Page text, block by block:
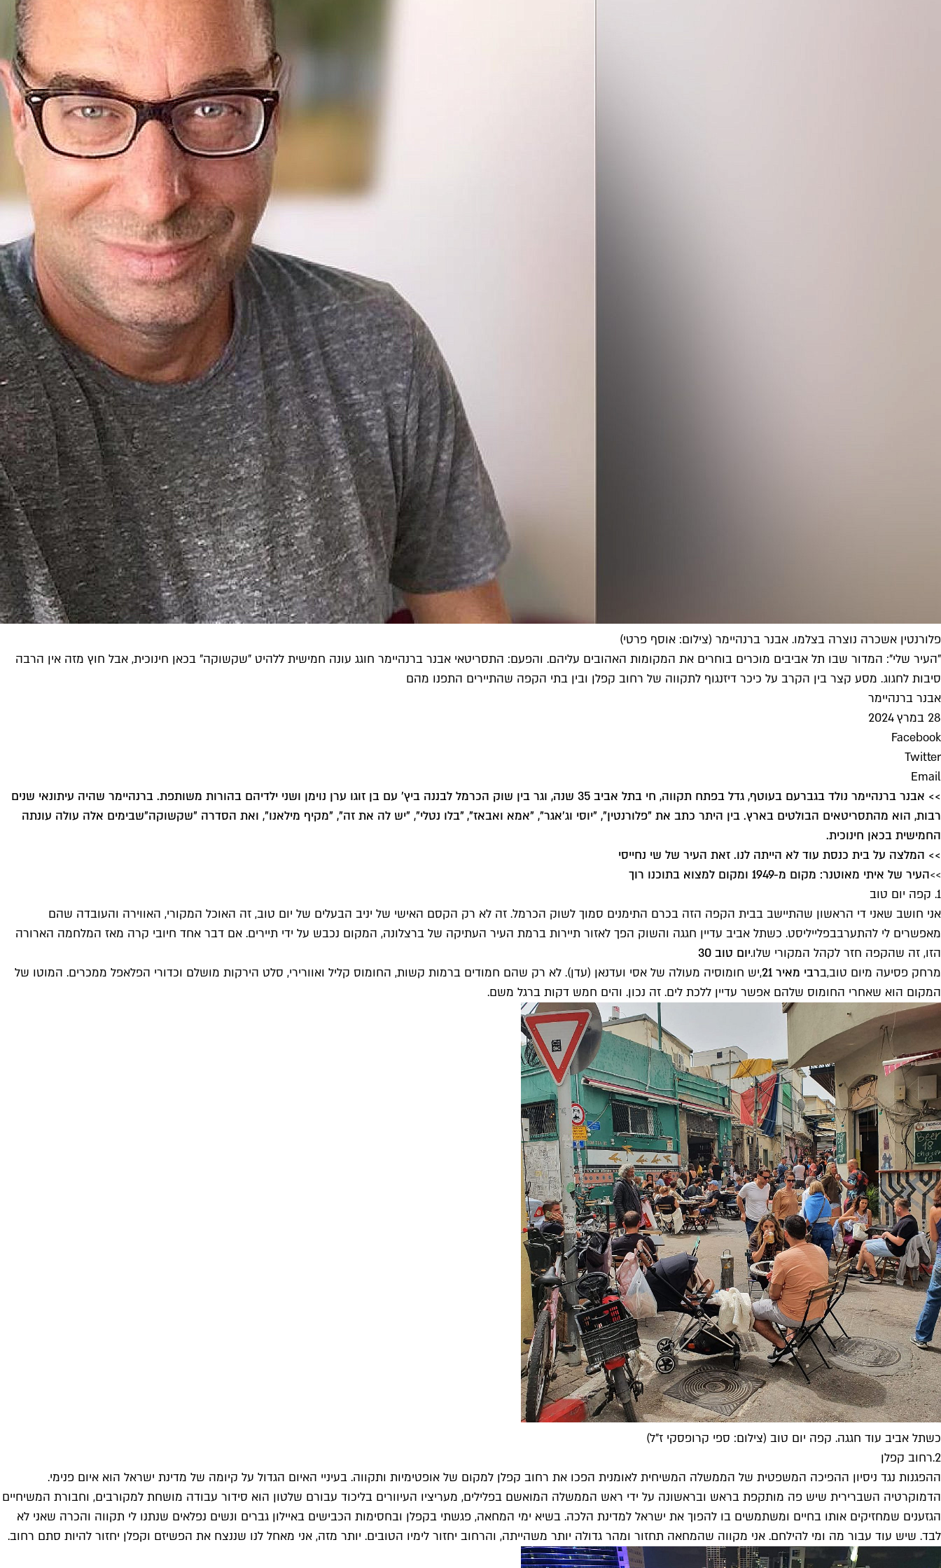
פלורנטין אשכרה נוצרה בצלמו. אבנר ברנהיימר (צילום: אוסף פרטי)
"העיר שלי": המדור שבו תל אביבים מוכרים בוחרים את המקומות האהובים עליהם. והפעם: התסריטאי אבנר ברנהיימר חוגג עונה חמישית ללהיט "שקשוקה" בכאן חינוכית, אבל חוץ מזה אין הרבה
סיבות לחגוג. מסע קצר בין הקרב על כיכר דיזנגוף לתקווה של רחוב קפלן ובין בתי הקפה שהתיירים התפנו מהם
אבנר ברנהיימר
28 במרץ 2024
Facebook
Twitter
Email
>> אבנר ברנהיימר נולד בגברעם בעוטף, גדל בפתח תקווה, חי בתל אביב 35 שנה, וגר בין שוק הכרמל לבננה ביץ' עם בן זוגו ערן נוימן ושני ילדיהם בהורות משותפת. ברנהיימר שהיה עיתונאי שנים
רבות, הוא מהתסריטאים הבולטים בארץ. בין היתר כתב את "פלורנטין", "יוסי וג'אגר", "אמא ואבאז", "בלו נטלי", "יש לה את זה", "מקיף מילאנו", ואת הסדרה "שקשוקה"שבימים אלה עולה עונתה
החמישית בכאן חינוכית.
>> המלצה על בית כנסת עוד לא הייתה לנו. זאת העיר של שי נחייסי
>>העיר של איתי מאוטנר: מקום מ-1949 ומקום למצוא בתוכנו רוך
1. קפה יום טוב
אני חושב שאני די הראשון שהתיישב בבית הקפה הזה בכרם התימנים סמוך לשוק הכרמל. זה לא רק הקסם האישי של יניב הבעלים של יום טוב, זה האוכל המקורי, האווירה והעובדה שהם
מאפשרים לי להתערבבפלייליסט. כשתל אביב עדיין חגגה והשוק הפך לאזור תיירות ברמת העיר העתיקה של ברצלונה, המקום נכבש על ידי תיירים. אם דבר אחד חיובי קרה מאז המלחמה הארורה
הזו, זה שהקפה חזר לקהל המקורי שלו.יום טוב 30
מרחק פסיעה מיום טוב,ברבי מאיר 21 ,יש חומוסיה מעולה של אסי ועדנאן (עדן). לא רק שהם חמודים ברמות קשות, החומוס קליל ואוורירי, סלט הירקות מושלם וכדורי הפלאפל ממכרים. המוטו של
המקום הוא שאחרי החומוס שלהם אפשר עדיין ללכת לים. זה נכון. והים חמש דקות ברגל משם.
כשתל אביב עוד חגגה. קפה יום טוב (צילום: ספי קרופסקי ז"ל)
2. רחוב קפלן
ההפגנות נגד ניסיון ההפיכה המשפטית של הממשלה המשיחית לאומנית הפכו את רחוב קפלן למקום של אופטימיות ותקווה. בעיניי האיום הגדול על קיומה של מדינת ישראל הוא איום פנימי.
הדמוקרטיה השברירית שיש פה מותקפת בראש ובראשונה על ידי ראש הממשלה המואשם בפלילים, מעריציו העיוורים בליכוד עבורם שלטון הוא סידור עבודה מושחת למקורבים, וחבורת המשיחיים
הגזענים שמחזיקים אותו בחיים ומשתמשים בו להפוך את ישראל למדינת הלכה. בשיא ימי המחאה, פגשתי בקפלן ובחסימות הכבישים באיילון גברים ונשים נפלאים שנתנו לי תקווה והכרה שאני לא
לבד. שיש עוד עבור מה ומי להילחם. אני מקווה שהמחאה תחזור ומהר גדולה יותר משהייתה, והרחוב יחזור לימיו הטובים. יותר מזה, אני מאחל לנו שננצח את הפשיזם וקפלן יחזור להיות סתם רחוב.